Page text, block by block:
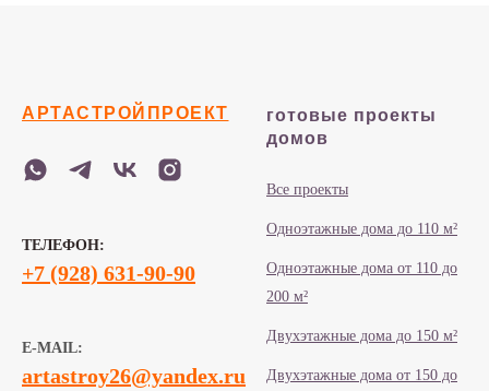
АРТАСТРОЙПРОЕКТ
ТЕЛЕФОН:
+7 (928) 631-90-90
E-MAIL:
artastroy26@yandex.ru
готовые проекты
домов
Все проекты
Одноэтажные дома до 110 м²
Одноэтажные дома от 110 до
200 м²
Двухэтажные дома до 150 м²
Двухэтажные дома от 150 до